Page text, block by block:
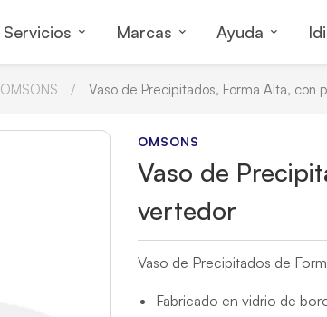
Servicios Marcas Ayuda
OMSONS Vaso de Precipitados, Forma Alta, con
OMSONS
Vaso de
vertedor
Vaso de Precipitados de
Fabricado en vidrio de